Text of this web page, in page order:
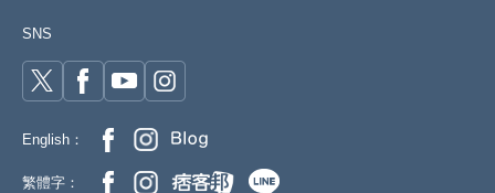
SNS
English：
繁體字：